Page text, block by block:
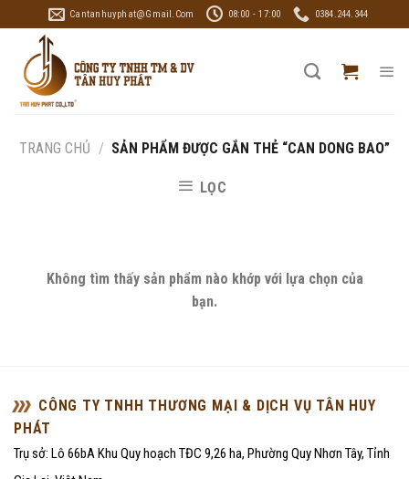
to
content
Cantanhuyphat@gmail.com 08:00 - 17:00 0384.244.344
TRANG CHỦ / SẢN PHẨM ĐƯỢC GẮN THẺ “CAN DONG BAO”
LỌC
Không tìm thấy sản phẩm nào khớp với lựa chọn của
bạn.
CÔNG TY TNHH THƯƠNG MẠI & DỊCH VỤ TÂN HUY
PHÁT
Trụ sở: Lô 66bA Khu Quy hoạch TĐC 9,26 ha, Phường Quy Nhơn Tây, Tỉnh